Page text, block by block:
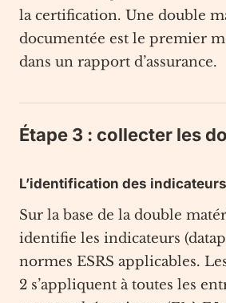
la certification. Une double
documentée est le premier
dans un rapport d’assurance.
Étape 3 : collecter les
L’identification des indicateurs
Sur la base de la double
identifie les indicateurs
normes ESRS applicables.
2 s’appliquent à toutes les